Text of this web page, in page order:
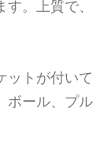
。上質で
トが付い
ール、プ